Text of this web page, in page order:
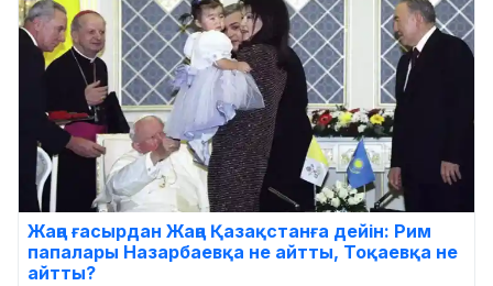
Жаңа ғасырдан Жаңа Қазақстанға дейін: Рим
папалары Назарбаевқа не айтты, Тоқаевқа не
айтты?